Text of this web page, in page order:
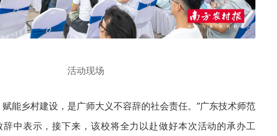
活动现场
赋能乡村建设，是广师大义不容辞的社会责任。”广东技术师范
中表示，接下来，该校将全力以赴做好本次活动的承办工